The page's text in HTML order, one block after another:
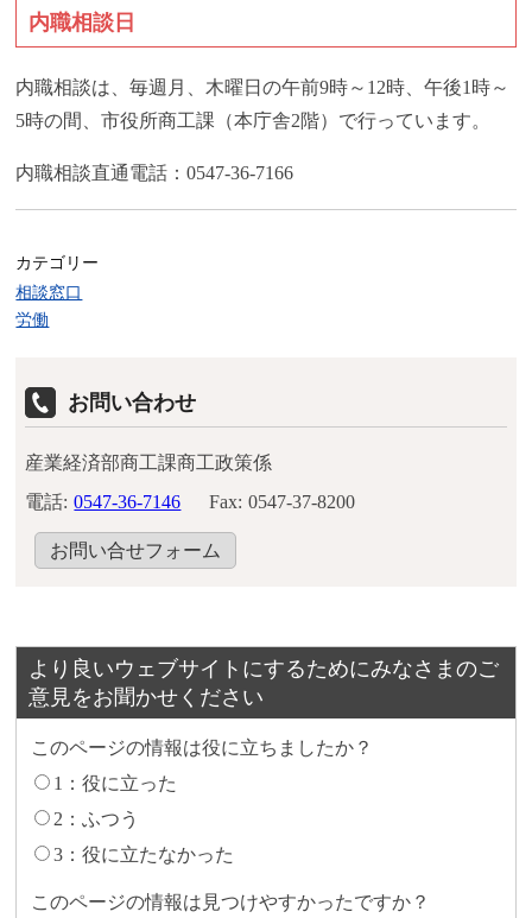
内職相談日
内職相談は、毎週月、木曜日の午前9時～12時、午後1時～
5時の間、市役所商工課（本庁舎2階）で行っています。
内職相談直通電話：0547-36-7166
カテゴリー
相談窓口
労働
お問い合わせ
産業経済部商工課商工政策係
電話: 0547-36-7146 Fax: 0547-37-8200
お問い合せフォーム
より良いウェブサイトにするためにみなさまのご
意見をお聞かせください
このページの情報は役に立ちましたか？
1：役に立った
2：ふつう
3：役に立たなかった
このページの情報は見つけやすかったですか？